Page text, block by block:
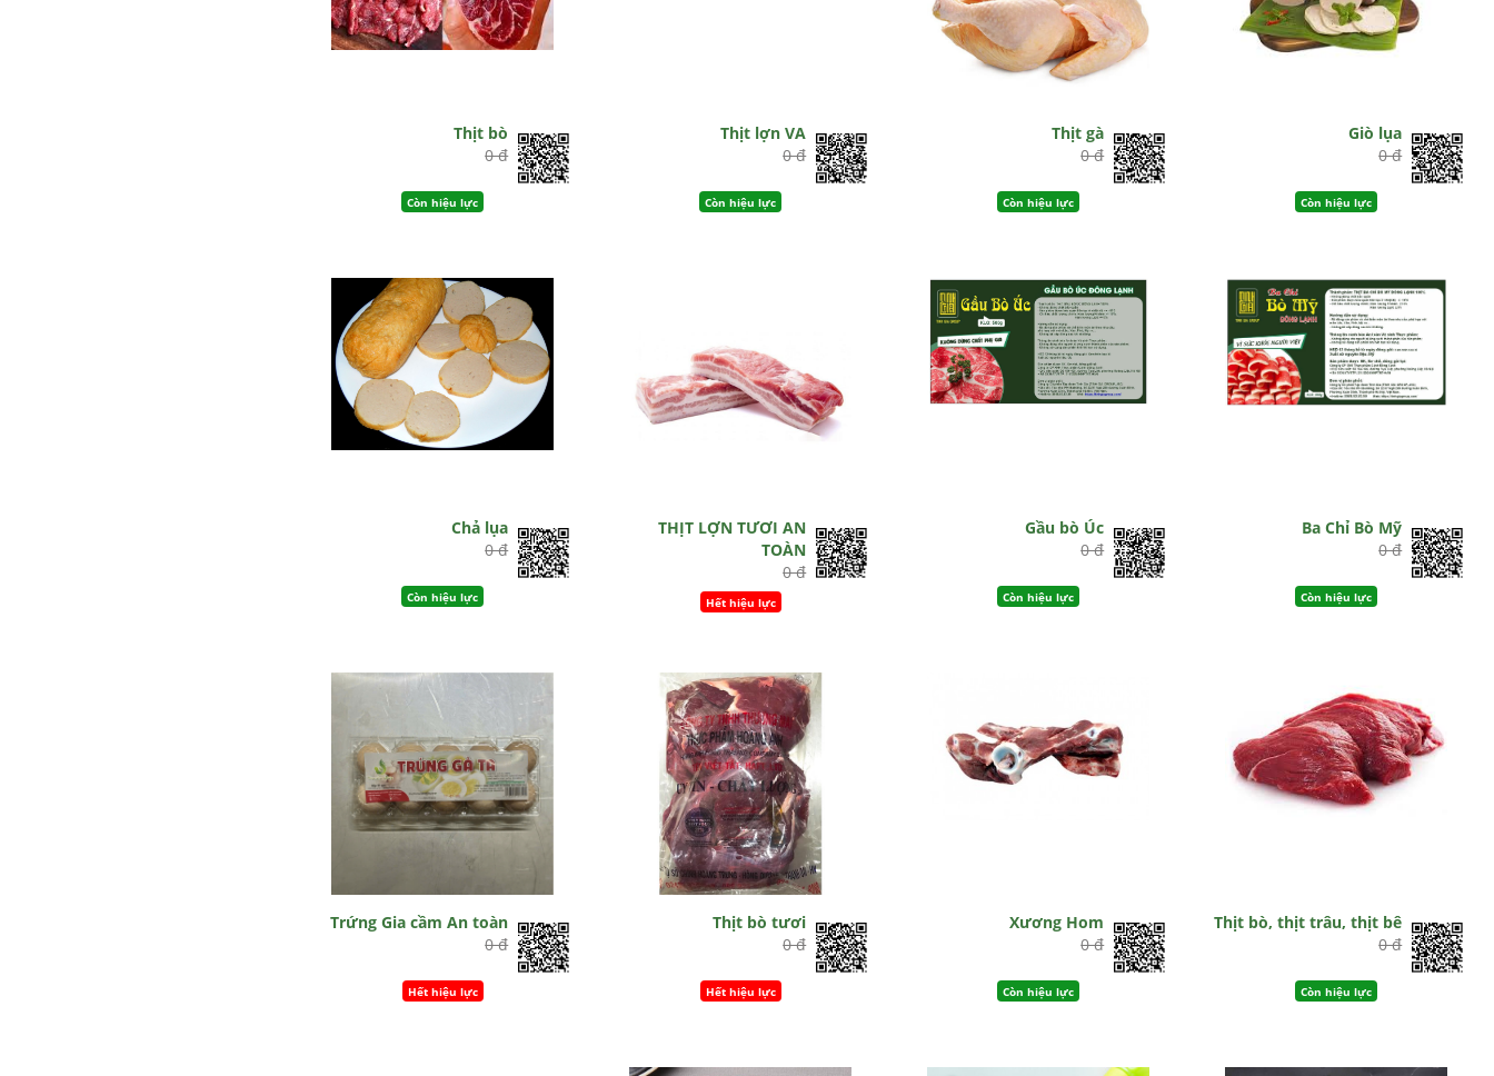
Thịt bò
0 đ
Còn hiệu lực
Thịt lợn VA
0 đ
Còn hiệu lực
Thịt gà
0 đ
Còn hiệu lực
Giò lụa
0 đ
Còn hiệu lực
Chả lụa
0 đ
Còn hiệu lực
THỊT LỢN TƯƠI AN
TOÀN
0 đ
Hết hiệu lực
Gầu bò Úc
0 đ
Còn hiệu lực
Ba Chỉ Bò Mỹ
0 đ
Còn hiệu lực
Trứng Gia cầm An toàn
0 đ
Hết hiệu lực
Thịt bò tươi
0 đ
Hết hiệu lực
Xương Hom
0 đ
Còn hiệu lực
Thịt bò, thịt trâu, thịt bê
0 đ
Còn hiệu lực